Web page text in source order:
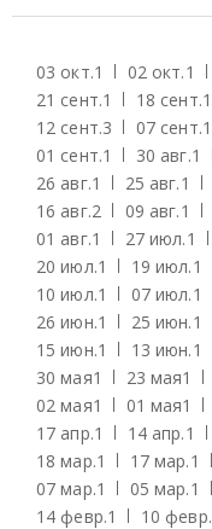
03 окт.1 02 окт.1
21 сент.1 18 сент.1
12 сент.3 07 сент.1
01 сент.1 30 авг.1
26 авг.1 25 авг.1
16 авг.2 09 авг.1
01 авг.1 27 июл.1
20 июл.1 19 июл.1
10 июл.1 07 июл.1
26 июн.1 25 июн.1
15 июн.1 13 июн.1
30 мая1 23 мая1
02 мая1 01 мая1
17 апр.1 14 апр.1
18 мар.1 17 мар.1
07 мар.1 05 мар.1
14 февр.1 10 февр.